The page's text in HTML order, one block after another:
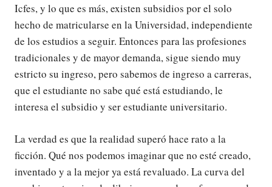
Icfes, y lo que es más, existen subsidios por el solo
hecho de matricularse en la Universidad, independiente
de los estudios a seguir. Entonces para las profesiones
tradicionales y de mayor demanda, sigue siendo muy
estricto su ingreso, pero sabemos de ingreso a carreras,
que el estudiante no sabe qué está estudiando, le
interesa el subsidio y ser estudiante universitario.
La verdad es que la realidad superó hace rato a la
ficción. Qué nos podemos imaginar que no esté creado,
inventado y a la mejor ya está revaluado. La curva del